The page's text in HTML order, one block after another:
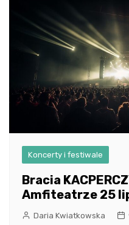
Koncerty i festiwale
Bracia
Amfiteatrze 25
Daria Kwiatkowska